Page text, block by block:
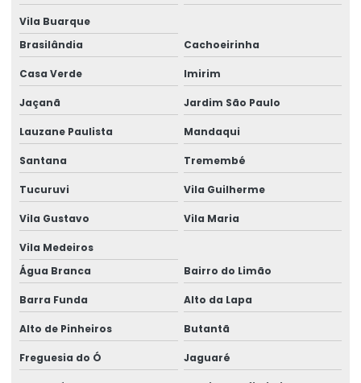
Forno para pão elétrico
Forno para pão a gás
Forno pizza pré assada
Forno rotativo a gás
Forno rotativo industrial a gás
Forno rotativo industrial padaria
Forno rotativo industrial preço
Forno rotativo vertical
Forno rototermico
Forno de secagem industrial
Forno para secagem de plantas
Vila Buarque
Brasilândia
Cachoeirinha
Casa Verde Imirim
Jaçanã Jardim São Paulo
Lauzane Paulista Mandaqui
Santana Tremembé
Tucuruvi Vila Guilherme
Vila Gustavo Vila Maria
Vila Medeiros
Água Branca
Bairro do Limão
Barra Funda Alto da Lapa
Alto de Pinheiros Butantã
Freguesia do Ó Jaguaré